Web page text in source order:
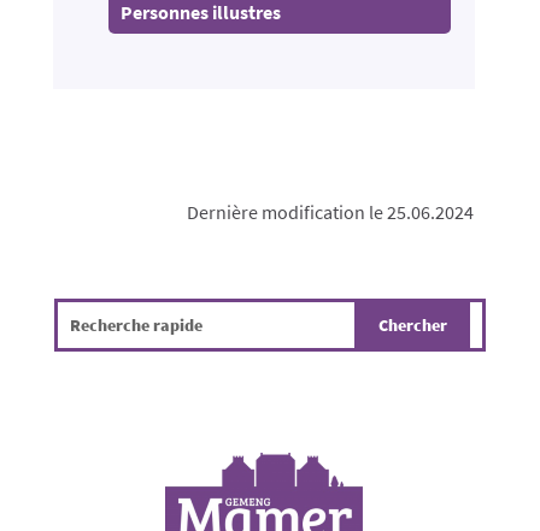
Personnes illustres
Dernière modification le 25.06.2024